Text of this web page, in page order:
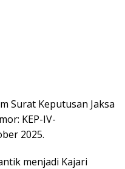
Surat Keputusan Jaksa
KEP-IV-
2025.
menjadi Kajari